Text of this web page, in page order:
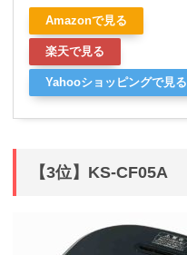
Amazonで見る
楽天で見る
Yahooショッピングで見る
【3位】KS-CF05A